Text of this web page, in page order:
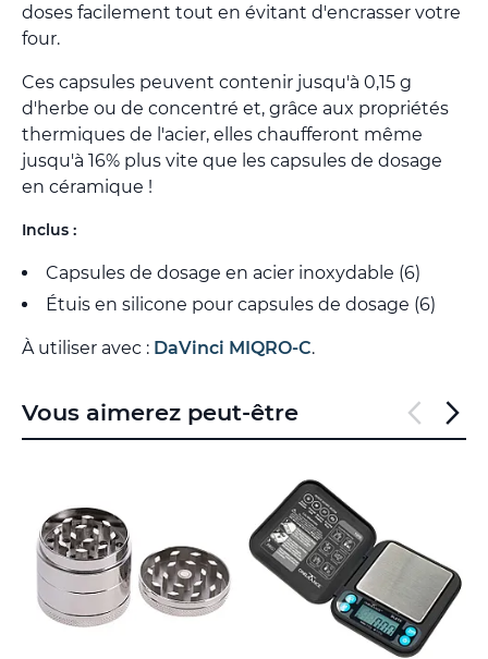
doses facilement tout en évitant d'encrasser votre
four.
Ces capsules peuvent contenir jusqu'à 0,15 g
d'herbe ou de concentré et, grâce aux propriétés
thermiques de l'acier, elles chaufferont même
jusqu'à 16% plus vite que les capsules de dosage
en céramique !
Inclus :
Capsules de dosage en acier inoxydable (6)
Étuis en silicone pour capsules de dosage (6)
À utiliser avec : DaVinci MIQRO-C.
Vous aimerez peut-être